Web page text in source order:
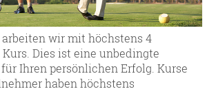
wir mit höchstens 4
Dies ist eine unbedingte
Ihren persönlichen Erfolg. Kurse
haben höchstens